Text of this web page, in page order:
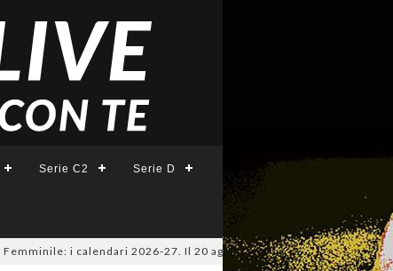
Serie C2 Serie D
i calendari 2026-27. Il 20 agosto la presentazione della Serie A